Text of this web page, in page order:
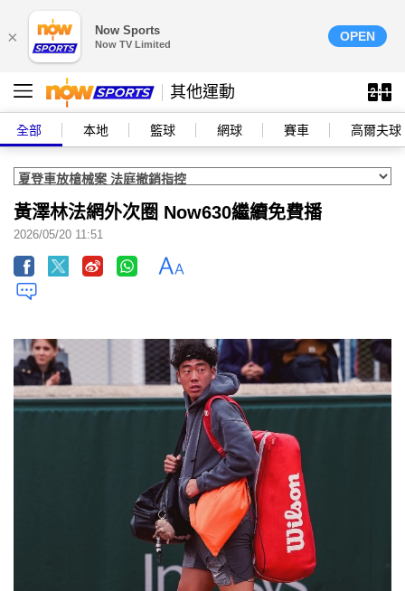
× Now Sports
Now TV Limited
OPEN
其他運動
全部 本地 籃球 網球 賽車 高爾夫球
黃澤林法網外次圈 Now630繼續免費播
2026/05/20 11:51